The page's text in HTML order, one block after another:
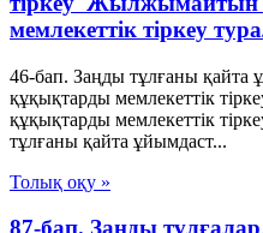
мемлекеттік тіркеу
46-бап. Заңды тұлғаны қайта
құқықтарды мемлекеттік
құқықтарды мемлекеттік
тұлғаны қайта ұйымдаст...
Толық оқу »
87-бап. Заңды